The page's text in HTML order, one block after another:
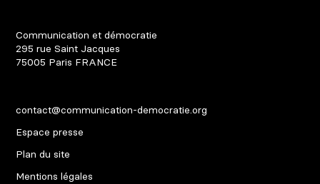
Communication et démocratie
295 rue Saint Jacques
75005 Paris FRANCE
contact@communication-democratie.org
Espace presse
Plan du site
Mentions légales